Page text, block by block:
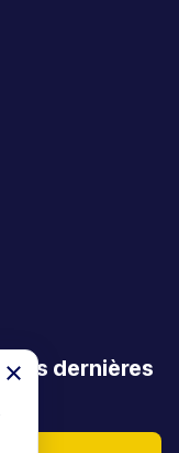
nos dernières
×